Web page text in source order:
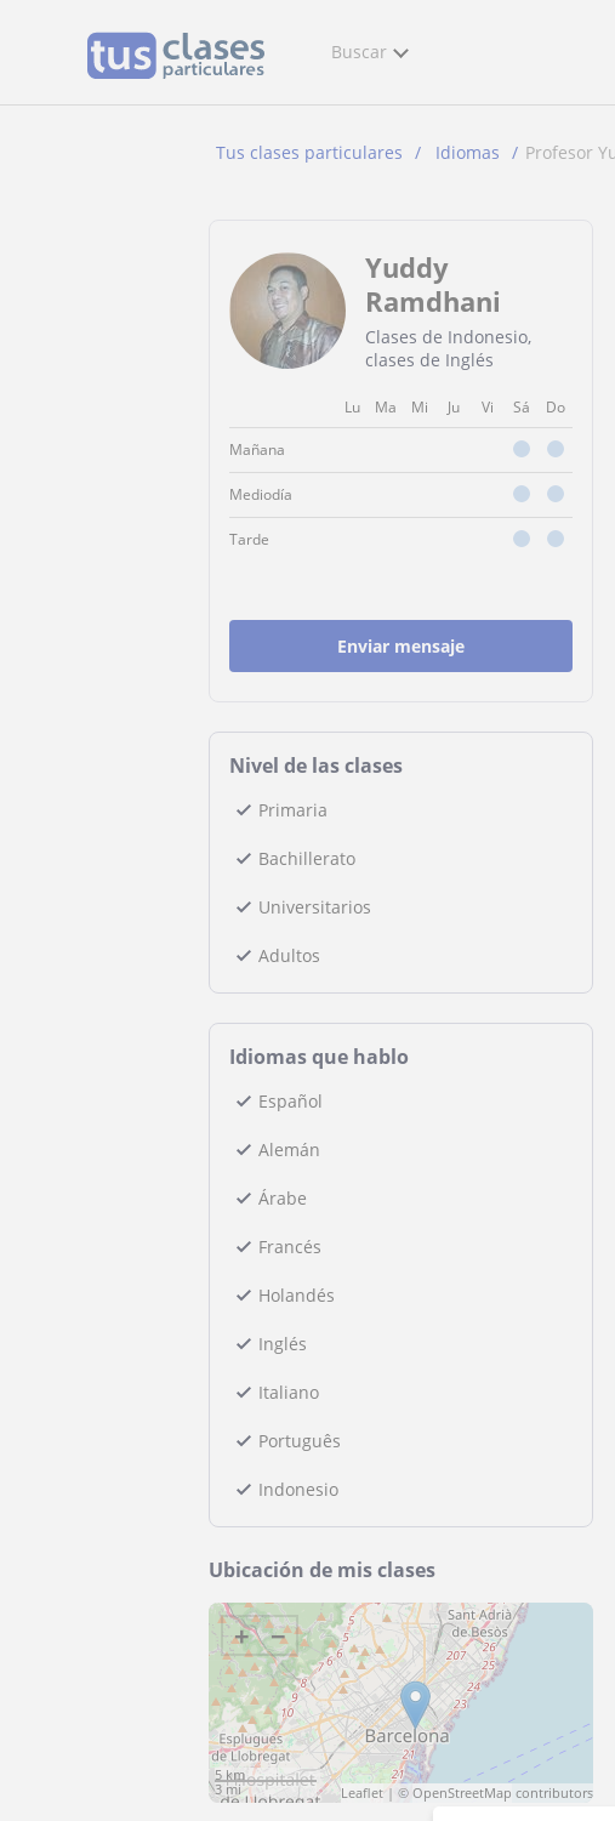
Buscar
Tus clases particulares Idiomas Profesor
Yuddy
Ramdhani
Clases de Indonesio,
clases de Inglés
Lu Ma Mi Ju Vi Sá Do
Mañana
Mediodía
Tarde
Enviar mensaje
Nivel de las clases
Primaria
Bachillerato
Universitarios
Adultos
Idiomas que hablo
Español
Alemán
Árabe
Francés
Holandés
Inglés
Italiano
Português
Indonesio
Ubicación de mis clases
+ −
5 km
3 mi
Leaflet | ©OpenStreetMap contributors